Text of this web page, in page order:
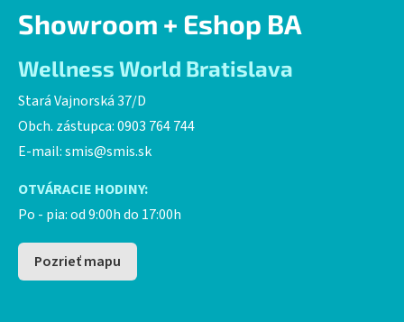
Showroom + Eshop BA
Wellness World Bratislava
Stará Vajnorská 37/D
Obch. zástupca: 0903 764 744
E-mail:smis@smis.sk
OTVÁRACIE HODINY:
Po - pia: od 9:00h do 17:00h
Pozrieť mapu